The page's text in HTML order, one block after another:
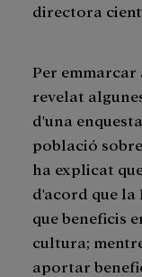
directora
Per
revelat
d'una
població
ha explicat
d'acord que
que beneficis
cultura;
aportar